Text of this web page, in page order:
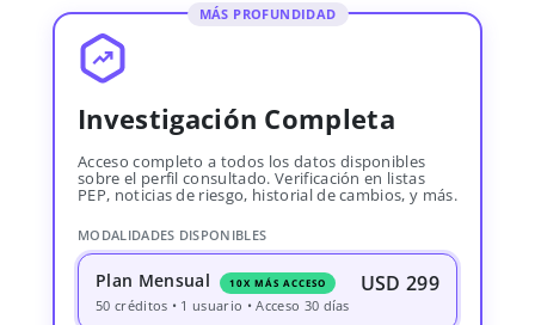
MÁS PROFUNDIDAD
Investigación Completa
Acceso completo a todos los datos disponibles
sobre el perfil consultado. Verificación en listas
PEP, noticias de riesgo, historial de cambios, y más.
MODALIDADES DISPONIBLES
Plan Mensual 10X MÁS ACCESO USD 299
50 créditos • 1 usuario • Acceso 30 días